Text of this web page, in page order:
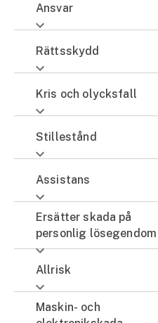
Ansvar
Rättsskydd
Kris och olycksfall
Stillestånd
Assistans
Ersätter skada på
personlig lösegendom
Allrisk
Maskin- och